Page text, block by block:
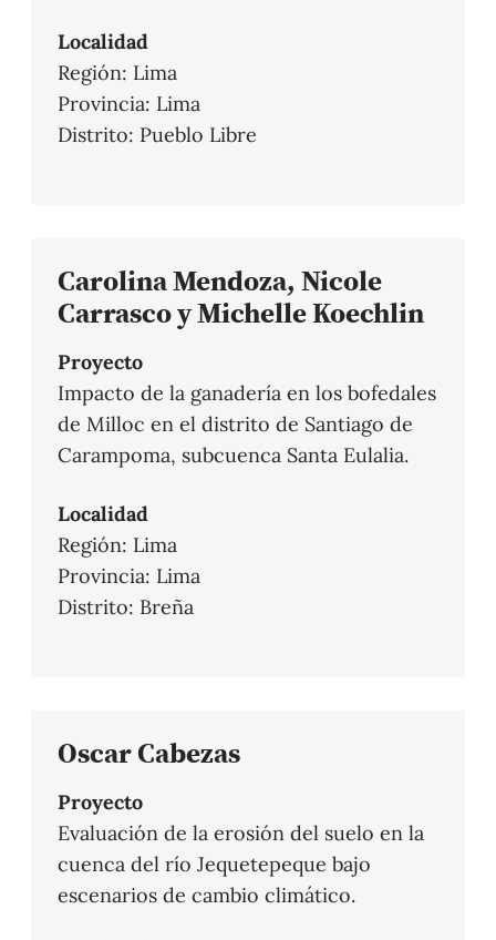
Localidad
Región: Lima
Provincia: Lima
Distrito: Pueblo Libre
Carolina Mendoza, Nicole
Carrasco y Michelle Koechlin
Proyecto
Impacto de la ganadería en los bofedales
de Milloc en el distrito de Santiago de
Carampoma, subcuenca Santa Eulalia.
Localidad
Región: Lima
Provincia: Lima
Distrito: Breña
Oscar Cabezas
Proyecto
Evaluación de la erosión del suelo en la
cuenca del río Jequetepeque bajo
escenarios de cambio climático.